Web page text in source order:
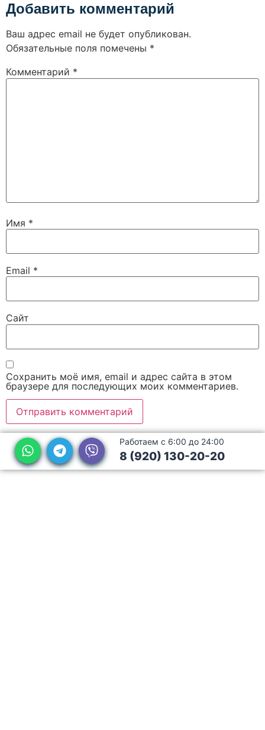
Добавить комментарий
Ваш адрес email не будет опубликован.
Обязательные поля помечены *
Комментарий *
Имя *
Email *
Сайт
Сохранить моё имя, email и адрес сайта в этом
браузере для последующих моих комментариев.
Работаем с 6:00 до 24:00
8 (920) 130-20-20